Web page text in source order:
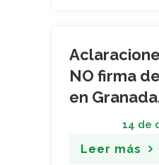
NO firma
en
14 de
Leer más